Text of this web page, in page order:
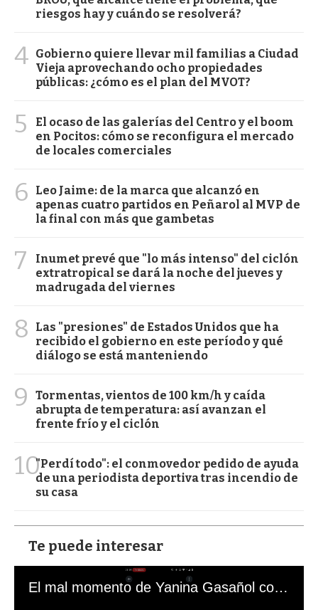
riesgos hay y cuándo se resolverá?
4 Gobierno quiere llevar mil familias a Ciudad
Vieja aprovechando ocho propiedades
públicas: ¿cómo es el plan del MVOT?
5
El ocaso de las galerías del Centro y el boom
en Pocitos: cómo se reconfigura el mercado
de locales comerciales
6
Leo Jaime: de la marca que alcanzó en
apenas cuatro partidos en Peñarol al MVP de
la final con más que gambetas
7
Inumet prevé que "lo más intenso" del ciclón
extratropical se dará la noche del jueves y
madrugada del viernes
8
Las "presiones" de Estados Unidos que ha
recibido el gobierno en este período y qué
diálogo se está manteniendo
9
Tormentas, vientos de 100 km/h y caída
abrupta de temperatura: así avanzan el
frente frío y el ciclón
10"Perdí todo": el conmovedor pedido de ayuda
de una periodista deportiva tras incendio de
su casa
Te puede interesar
El mal momento de Yanina Gasañol con un hincha argentino en "Subrayado"